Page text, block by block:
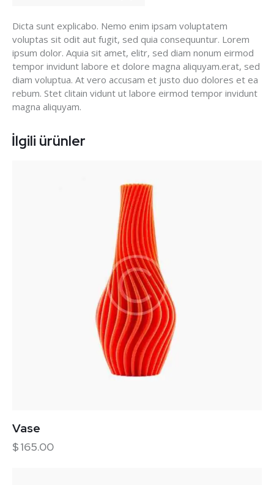
Dicta sunt explicabo. Nemo enim ipsam voluptatem
voluptas sit odit aut fugit, sed quia consequuntur. Lorem
ipsum dolor. Aquia sit amet, elitr, sed diam nonum eirmod
tempor invidunt labore et dolore magna aliquyam.erat, sed
diam voluptua. At vero accusam et justo duo dolores et ea
rebum. Stet clitain vidunt ut labore eirmod tempor invidunt
magna aliquyam.
İlgili ürünler
Vase
$165.00